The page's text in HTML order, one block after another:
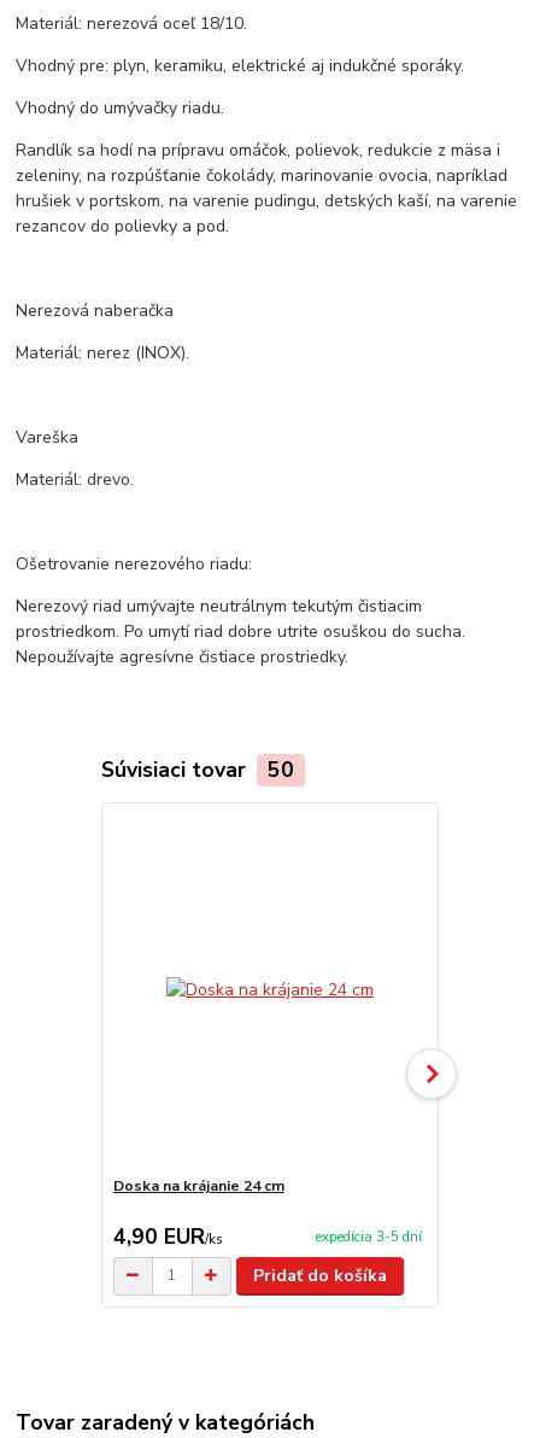
Materiál: nerezová oceľ 18/10.
Vhodný pre: plyn, keramiku, elektrické aj indukčné sporáky.
Vhodný do umývačky riadu.
Randlík sa hodí na prípravu omáčok, polievok, redukcie z mäsa i
zeleniny, na rozpúšťanie čokolády, marinovanie ovocia, napríklad
hrušiek v portskom, na varenie pudingu, detských kaší, na varenie
rezancov do polievky a pod.
Nerezová naberačka
Materiál: nerez (INOX).
Vareška
Materiál: drevo.
Ošetrovanie nerezového riadu:
Nerezový riad umývajte neutrálnym tekutým čistiacim
prostriedkom. Po umytí riad dobre utrite osuškou do sucha.
Nepoužívajte agresívne čistiace prostriedky.
Súvisiaci tovar 50
Doska na krájanie 24 cm
4,90 EUR/ks expedícia 3-5 dní
Pridať do košíka
Tovar zaradený v kategóriách